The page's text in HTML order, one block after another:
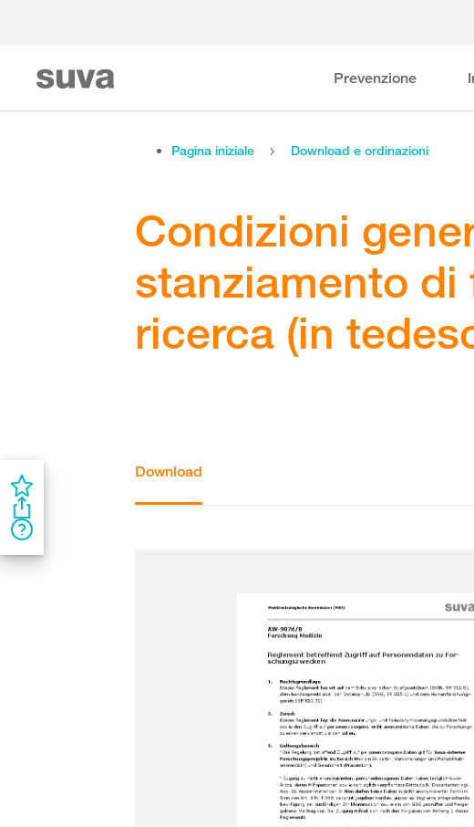
Prevenzione
Pagina iniziale Download e ordinazioni
Condizioni
stanziamento di
ricerca (in
Download